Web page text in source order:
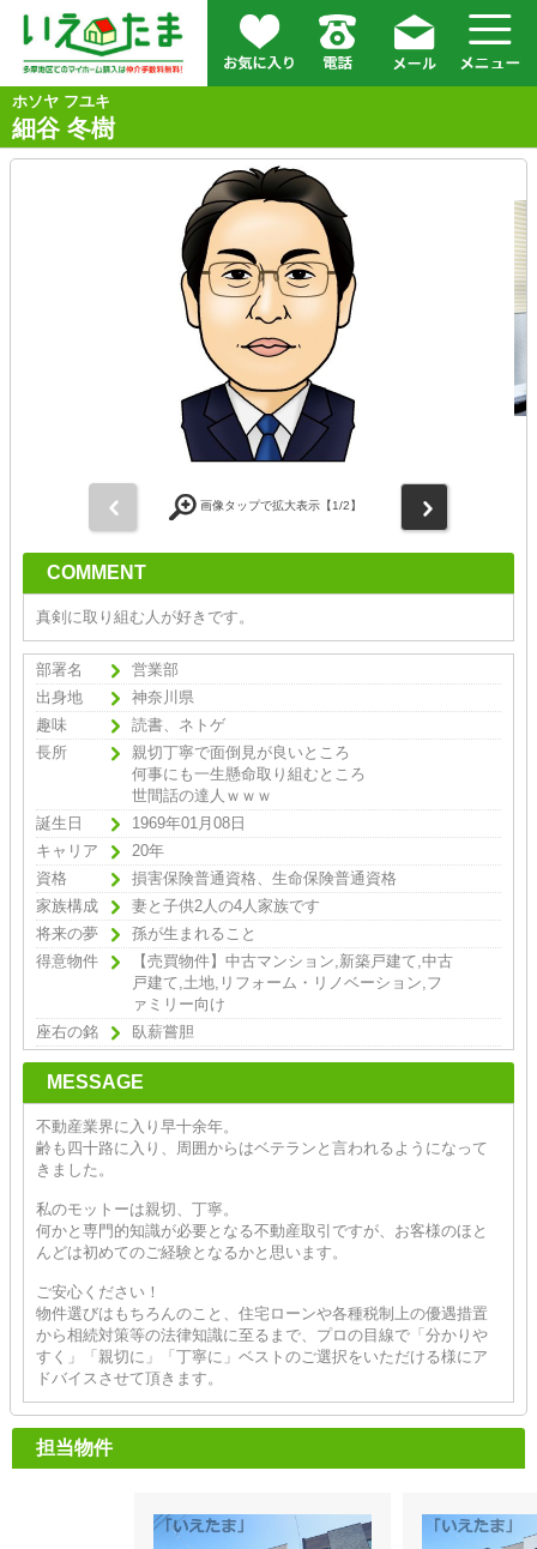
ホソヤ フユキ
細谷 冬樹
画像タップで拡大表示【1/2】
COMMENT
真剣に取り組む人が好きです。
部署名
営業部
出身地
神奈川県
趣味
読書、ネトゲ
長所
親切丁寧で面倒見が良いところ
何事にも一生懸命取り組むところ
世間話の達人ｗｗｗ
誕生日
1969年01月08日
キャリア
20年
資格
損害保険普通資格、生命保険普通資格
家族構成
妻と子供2人の4人家族です
将来の夢
孫が生まれること
得意物件
【売買物件】中古マンション,新築戸建て,中古
戸建て,土地,リフォーム・リノベーション,フ
ァミリー向け
座右の銘
臥薪嘗胆
MESSAGE
不動産業界に入り早十余年。
齢も四十路に入り、周囲からはベテランと言われるようになって
きました。
私のモットーは親切、丁寧。
何かと専門的知識が必要となる不動産取引ですが、お客様のほと
んどは初めてのご経験となるかと思います。
ご安心ください！
物件選びはもちろんのこと、住宅ローンや各種税制上の優遇措置
から相続対策等の法律知識に至るまで、プロの目線で「分かりや
すく」「親切に」「丁寧に」ベストのご選択をいただける様にア
ドバイスさせて頂きます。
担当物件